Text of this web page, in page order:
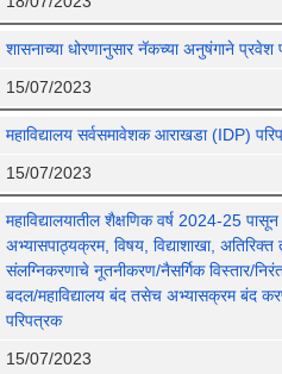
शासनाच्या धोरणानुसार नॅकच्या अनुषंगाने प्रवेश
15/07/2023
महाविद्यालय सर्वसमावेशक आराखडा (IDP)
15/07/2023
महाविद्यालयातील शैक्षणिक वर्ष 2024-25
अभ्यासपाठ्यक्रम, विषय, विद्याशाखा,
संलग्निकरणाचे नूतनीकरण/नैसर्गिक विस्तार/
बदल/महाविद्यालय बंद तसेच अभ्यासक्रम बंद
परिपत्रक
15/07/2023